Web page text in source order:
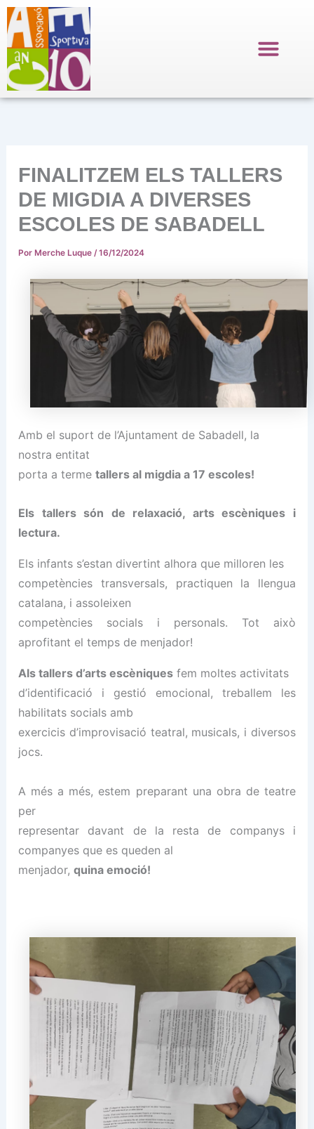
al
contenido
FINALITZEM ELS TALLERS
DE MIGDIA A DIVERSES
ESCOLES DE SABADELL
Por Merche Luque/16/12/2024
Amb el suport de l’Ajuntament de Sabadell, la
nostra entitat
porta a termetallers al migdia a 17 escoles!
Els tallers són de relaxació, arts escèniques i
lectura.
Els infants s’estan divertint alhora que milloren les
competències transversals, practiquen la llengua
catalana, i assoleixen
competències socials i personals. Tot això
aprofitant el temps de menjador!
Als tallers d’arts escèniques fem moltes activitats
d’identificació i gestió emocional, treballem les
habilitats socials amb
exercicis d’improvisació teatral, musicals, i diversos
jocs.
A més a més, estem preparant una obra de teatre
per
representar davant de la resta de companys i
companyes que es queden al
menjador,quina emoció!